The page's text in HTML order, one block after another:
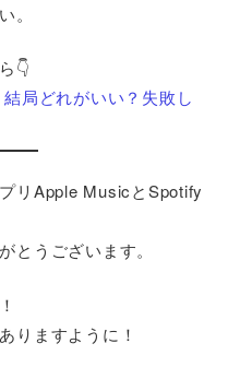
。
👇
局どれがいい？失敗し
リApple MusicとSpotify
とうございます。
りますように！